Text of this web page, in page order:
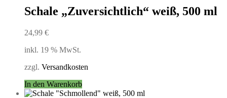
Schale „Zuversichtlich“ weiß, 500 ml
24,99 €
inkl. 19 % MwSt.
zzgl. Versandkosten
In den Warenkorb